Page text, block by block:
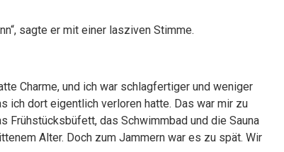
sagte er mit einer lasziven Stimme.
Charme, und ich war schlagfertiger und weniger
ich dort eigentlich verloren hatte. Das war mir zu
Frühstücksbüfett, das Schwimmbad und die Sauna
Alter. Doch zum Jammern war es zu spät. Wir